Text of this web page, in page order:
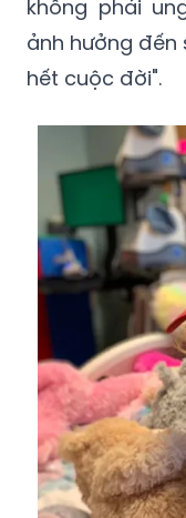
hết cuộc đời".